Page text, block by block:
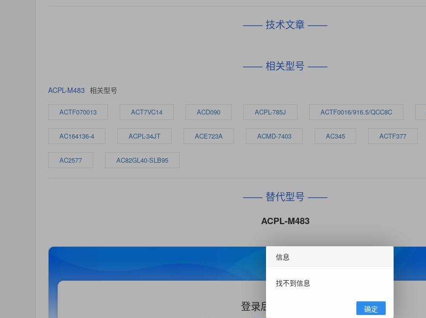
—— 技术文章 ——
—— 相关型号 ——
ACPL-M483 相关型号
ACTF070013 ACT7VC14 ACD090 ACPL-785J ACTF0016/916.5/QCC8C
AC164136-4 ACPL-34JT ACE723A ACMD-7403 AC345 ACTF377
AC2577 AC82GL40-SLB95
—— 替代型号 ——
ACPL-M483
登录后查看更多信息
信息
找不到信息
确定